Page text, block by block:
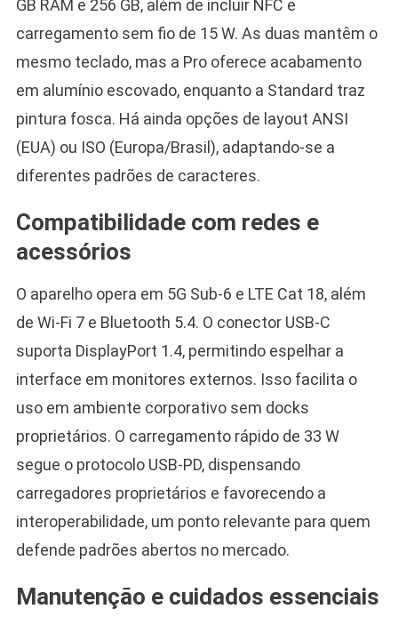
GB RAM e 256 GB, além de incluir NFC e
carregamento sem fio de 15 W. As duas mantêm o
mesmo teclado, mas a Pro oferece acabamento
em alumínio escovado, enquanto a Standard traz
pintura fosca. Há ainda opções de layout ANSI
(EUA) ou ISO (Europa/Brasil), adaptando-se a
diferentes padrões de caracteres.
Compatibilidade com redes e
acessórios
O aparelho opera em 5G Sub-6 e LTE Cat 18, além
de Wi-Fi 7 e Bluetooth 5.4. O conector USB-C
suporta DisplayPort 1.4, permitindo espelhar a
interface em monitores externos. Isso facilita o
uso em ambiente corporativo sem docks
proprietários. O carregamento rápido de 33 W
segue o protocolo USB-PD, dispensando
carregadores proprietários e favorecendo a
interoperabilidade, um ponto relevante para quem
defende padrões abertos no mercado.
Manutenção e cuidados essenciais